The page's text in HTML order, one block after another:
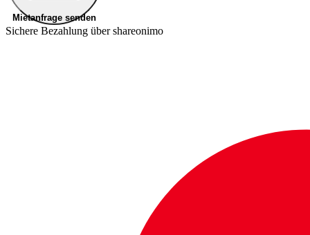
Mietanfrage senden
Sichere Bezahlung über shareonimo